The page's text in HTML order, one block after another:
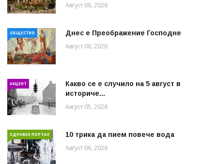
Август 06, 2026
ОБЩЕСТВО Днес е Преображение Господне
Август 06, 2026
АКЦЕНТ
Какво се е случило на 5 август в
историче...
Август 05, 2026
ЗДРАВЕН ПОРТАЛ 10 трика да пием повече вода
Август 06, 2026